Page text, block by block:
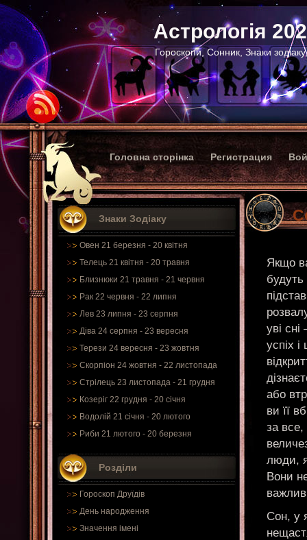
Астрологія
Гороскопи, Сонник, Знаки
Головна сторінка Регистрация
Знаки Зодіаку
Овен 21 березня - 20 квітня
Телець 21 квітня - 20 травня
Близнюки 21 травня - 21 червня
Рак 22 червня - 22 липня
Лев 23 липня - 23 серпня
Діва 24 серпня - 23 вересня
Терези 24 вересня - 23 жовтня
Скорпіон 24 жовтня - 22 листопада
Стрілець 23 листопада - 21 грудня
Козеріг 22 грудня - 20 січня
Водолій 21 січня - 20 лютого
Риби 21 лютого - 20 березня
Розділи
Гороскоп Друїдів
День народження
Значення імені
Якщо
уві
успіх
або
ви її
за
люди,
Вони
Сон, у